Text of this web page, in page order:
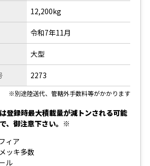
12,200kg
令和7年11月
大型
2273
※別途陸送代、管轄外手数料等がかかります
登録時最大積載量が減トンされる可能
、御注意下さい。※
ィア
ッキ多数
ル